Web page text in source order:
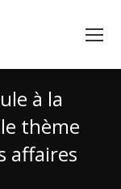
à la
thème
affaires